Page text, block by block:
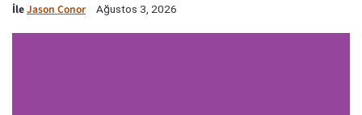
İleJason Conor Ağustos 3, 2026